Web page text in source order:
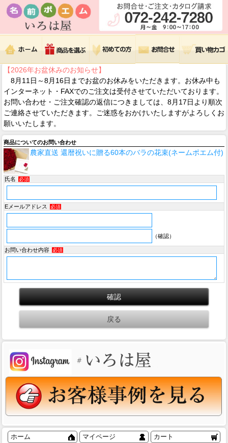
【2026年お盆休みのお知らせ】
8月11日～8月16日までお盆のお休みをいただきます。お休み中も
インターネット・FAXでのご注文は受付させていただいております。
お問い合わせ・ご注文確認の返信につきましては、8月17日より順次
ご連絡させていただきます。ご迷惑をおかけいたしますがよろしくお
願いいたします。
商品についてのお問い合わせ
農家直送 還暦祝いに贈る60本のバラの花束(ネームポエム付)
氏名 必須
Eメールアドレス 必須
（確認）
お問い合わせ内容 必須
ホーム マイページ カート